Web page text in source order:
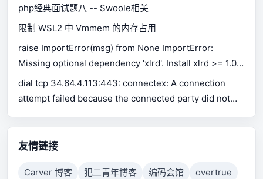
php经典面试题八 -- Swoole相关
限制 WSL2 中 Vmmem 的内存占用
raise ImportError(msg) from None ImportError:
Missing optional dependency 'xlrd'. Install xlrd >= 1.0.0
for Excel support Use pip or conda to install xlrd.
dial tcp 34.64.4.113:443: connectex: A connection
attempt failed because the connected party did not
connection failed because connected host has failed
to respond.
友情链接
Carver 博客 犯二青年博客 编码会馆
overtrue